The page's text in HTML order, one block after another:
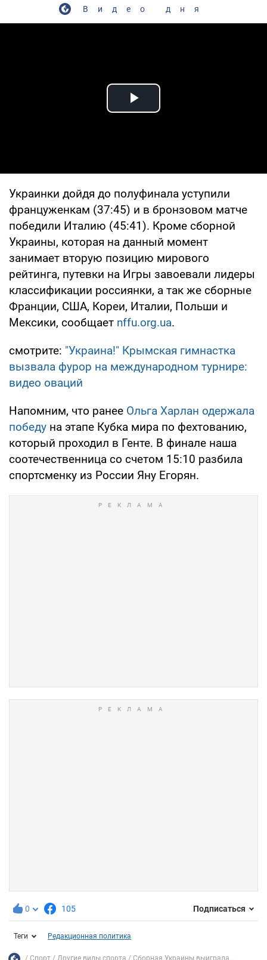
Видео дня
Play Video
Украинки дойдя до полуфинала уступили
француженкам (37:45) и в бронзовом матче
победили Италию (45:41). Кроме сборной
Украины, которая на данный момент
занимает вторую позицию мирового
рейтинга, путевки на Игры завоевали лидеры
классификации россиянки, а так же сборные
Франции, США, Кореи, Италии, Польши и
Мексики, сообщает nffu.org.ua.
смотрите: "Украина!" Крымская гимнастка
вызвала фурор на международном турнире:
видео оваций
Напомним, что ранее Ольга Харлан одержала
победу на этапе Кубка мира по фехтованию,
который проходил в Генте. В финале наша
соотечественница со счетом 15:10 разбила
спортсменку из России Яну Егорян.
0 105 Подписаться
Теги Редакционная политика
Спорт Другие виды спорта Сборная Украины выиграла...